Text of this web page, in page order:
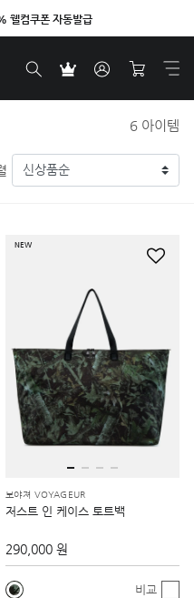
웰컴쿠폰 자동발급
6 아이템
NEW
보야져 VOYAGEUR
저스트 인 케이스 토트백
290,000 원
비교